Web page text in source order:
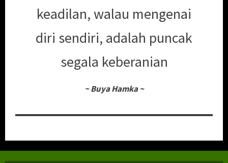
keadilan, walau mengenai
diri sendiri, adalah puncak
segala keberanian
~ Buya Hamka ~